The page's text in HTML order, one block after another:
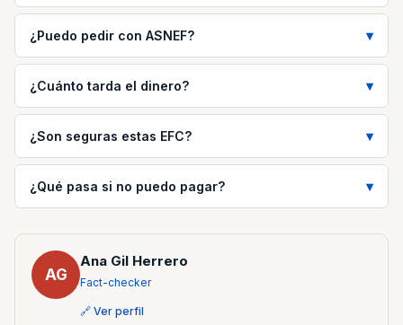
¿Puedo pedir con ASNEF?
¿Cuánto tarda el dinero?
¿Son seguras estas EFC?
¿Qué pasa si no puedo pagar?
AG
Ana Gil Herrero
Fact-checker
🔗 Ver perfil